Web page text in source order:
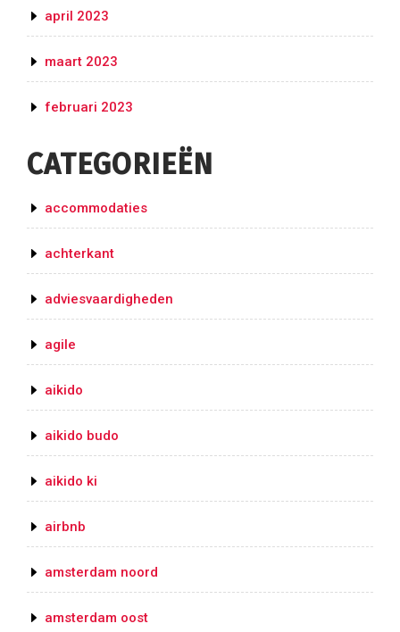
april 2023
maart 2023
februari 2023
CATEGORIEËN
accommodaties
achterkant
adviesvaardigheden
agile
aikido
aikido budo
aikido ki
airbnb
amsterdam noord
amsterdam oost